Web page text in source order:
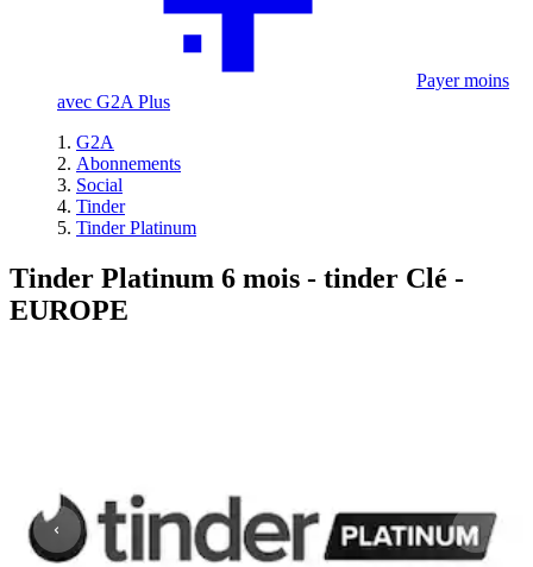
Payer moins
avec G2A Plus
G2A
Abonnements
Social
Tinder
Tinder Platinum
Tinder Platinum 6 mois - tinder Clé -
EUROPE